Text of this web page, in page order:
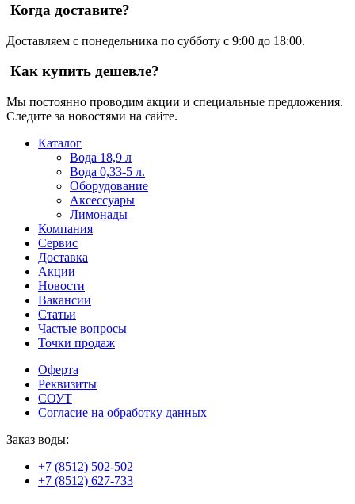
Когда доставите?
Доставляем с понедельника по субботу с 9:00 до 18:00.
Как купить дешевле?
Мы постоянно проводим акции и специальные предложения.
Следите за новостями на сайте.
Пользователи
офіційний
сайт
через
разные
сайты.
можно
встретить
онлайн
казино
среди
обсуждаемых
тем.
Каталог
Вода 18,9 л
Вода 0,33-5 л.
Оборудование
Аксессуары
Лимонады
Компания
Сервис
Доставка
Акции
Новости
Вакансии
Статьи
Частые вопросы
Точки продаж
Оферта
Реквизиты
СОУТ
Согласие на обработку данных
Заказ воды:
+7 (8512) 502-502
+7 (8512) 627-733